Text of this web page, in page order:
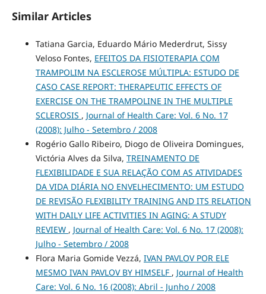
Similar Articles
Tatiana Garcia, Eduardo Mário Mederdrut, Sissy
Veloso Fontes, EFEITOS DA FISIOTERAPIA COM
TRAMPOLIM NA ESCLEROSE MÚLTIPLA: ESTUDO DE
CASO CASE REPORT: THERAPEUTIC EFFECTS OF
EXERCISE ON THE TRAMPOLINE IN THE MULTIPLE
SCLEROSIS , Journal of Health Care: Vol. 6 No. 17
(2008): Julho - Setembro / 2008
Rogério Gallo Ribeiro, Diogo de Oliveira Domingues,
Victória Alves da Silva, TREINAMENTO DE
FLEXIBILIDADE E SUA RELAÇÃO COM AS ATIVIDADES
DA VIDA DIÁRIA NO ENVELHECIMENTO: UM ESTUDO
DE REVISÃO FLEXIBILITY TRAINING AND ITS RELATION
WITH DAILY LIFE ACTIVITIES IN AGING: A STUDY
REVIEW , Journal of Health Care: Vol. 6 No. 17 (2008):
Julho - Setembro / 2008
Flora Maria Gomide Vezzá, IVAN PAVLOV POR ELE
MESMO IVAN PAVLOV BY HIMSELF , Journal of Health
Care: Vol. 6 No. 16 (2008): Abril - Junho / 2008